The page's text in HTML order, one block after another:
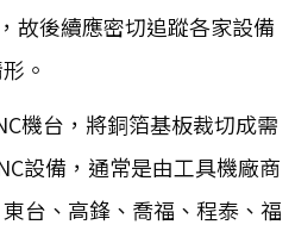
故後續應密切追蹤各家設備
。
機台，將銅箔基板裁切成需
設備，通常是由工具機廠商
台、高鋒、喬福、程泰、福